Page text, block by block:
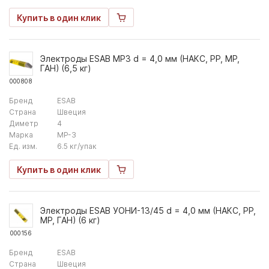
Купить в один клик
000808
Электроды ESAB МР3 d = 4,0 мм (НАКС, РР, МР,
ГАН) (6,5 кг)
Бренд
ESAB
Страна
Швеция
Диметр
4
Марка
МР-3
Ед. изм.
6.5 кг/упак
Купить в один клик
000156
Электроды ESAB УОНИ-13/45 d = 4,0 мм (НАКС, РР,
МР, ГАН) (6 кг)
Бренд
ESAB
Страна
Швеция